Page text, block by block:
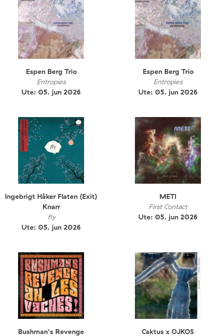
Espen Berg Trio
Entropies
Ute: 05. jun 2026
Espen Berg Trio
Entropies
Ute: 05. jun 2026
Ingebrigt Håker Flaten (Exit)
Knarr
fly
Ute: 05. jun 2026
METI
First Contact
Ute: 05. jun 2026
Bushman's Revenge Caktus x OJKOS